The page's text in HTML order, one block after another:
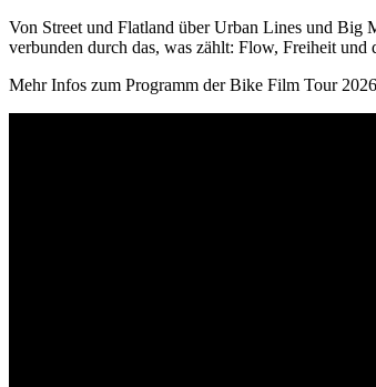
Von Street und Flatland über Urban Lines und Big
verbunden durch das, was zählt: Flow, Freiheit und
Mehr Infos zum Programm der Bike Film Tour